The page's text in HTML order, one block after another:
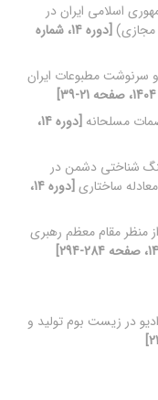
اسلامی ایران در
مجازی)
[دوره 14، شماره
سرنوشت مطبوعات ایران
مسلحانه
[دوره 14،
شناختی دشمن در
ساختاری
[دوره 14،
منظر مقام معظم رهبری
در زیست بوم تولید و